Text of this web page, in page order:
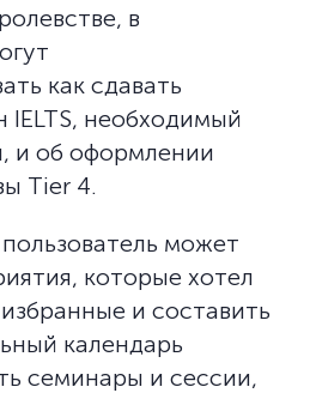
в
как сдавать
IELTS, необходимый
и об оформлении
Tier 4.
может
которые хотел
и составить
календарь
семинары и сессии,